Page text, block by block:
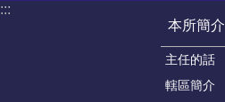
:::
本所簡介
主任的話
轄區簡介